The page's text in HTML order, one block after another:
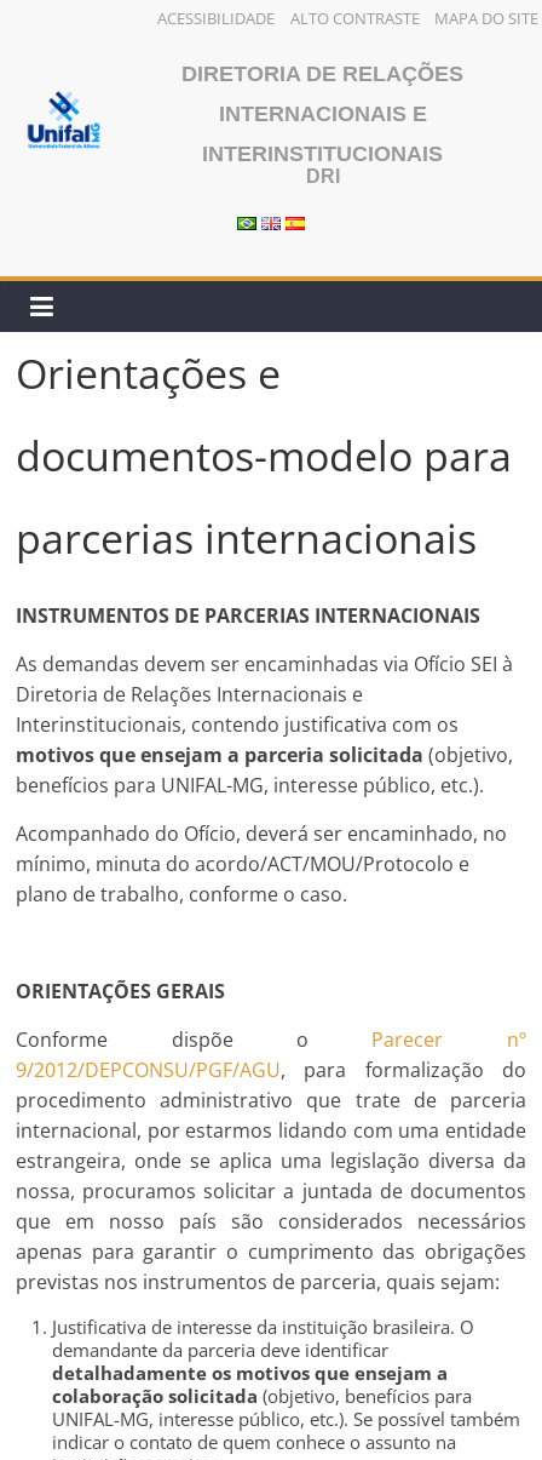
ACESSIBILIDADE ALTO CONTRASTE MAPA DO SITE
conteúdo
DIRETORIA DE RELAÇÕES
INTERNACIONAIS E
INTERINSTITUCIONAIS
DRI
Orientações e
documentos-modelo para
parcerias internacionais
INSTRUMENTOS DE PARCERIAS INTERNACIONAIS
As demandas devem ser encaminhadas via Ofício SEI à
Diretoria de Relações Internacionais e
Interinstitucionais, contendo justificativa com os
motivos que ensejam a parceria solicitada (objetivo,
benefícios para UNIFAL-MG, interesse público, etc.).
Acompanhado do Ofício, deverá ser encaminhado, no
mínimo, minuta do acordo/ACT/MOU/Protocolo e
plano de trabalho, conforme o caso.
ORIENTAÇÕES GERAIS
Conforme dispõe o Parecer nº
9/2012/DEPCONSU/PGF/AGU, para formalização do
procedimento administrativo que trate de parceria
internacional, por estarmos lidando com uma entidade
estrangeira, onde se aplica uma legislação diversa da
nossa, procuramos solicitar a juntada de documentos
que em nosso país são considerados necessários
apenas para garantir o cumprimento das obrigações
previstas nos instrumentos de parceria, quais sejam:
Justificativa de interesse da instituição brasileira. O
demandante da parceria deve identificar
detalhadamente os motivos que ensejam a
colaboração solicitada (objetivo, benefícios para
UNIFAL-MG, interesse público, etc.). Se possível também
indicar o contato de quem conhece o assunto na